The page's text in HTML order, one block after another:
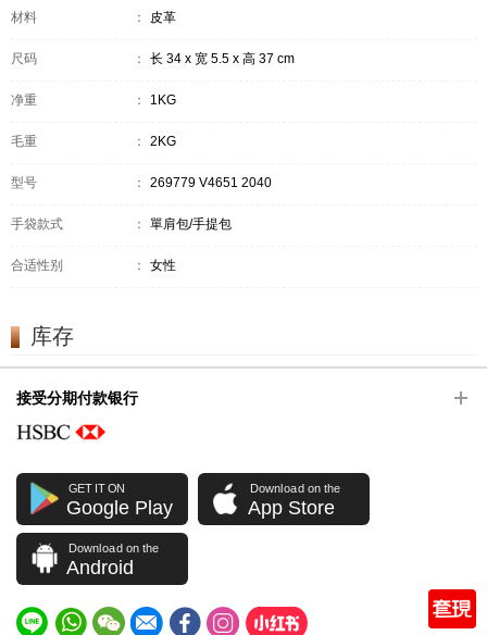
材料 ： 皮革
尺码 ： 长 34 x 宽 5.5 x 高 37 cm
净重 ： 1KG
毛重 ： 2KG
型号 ： 269779 V4651 2040
手袋款式 ： 單肩包/手提包
合适性别 ： 女性
库存
接受分期付款银行
GET IT ON
Google Play
Download on the
App Store
Download on the
Android